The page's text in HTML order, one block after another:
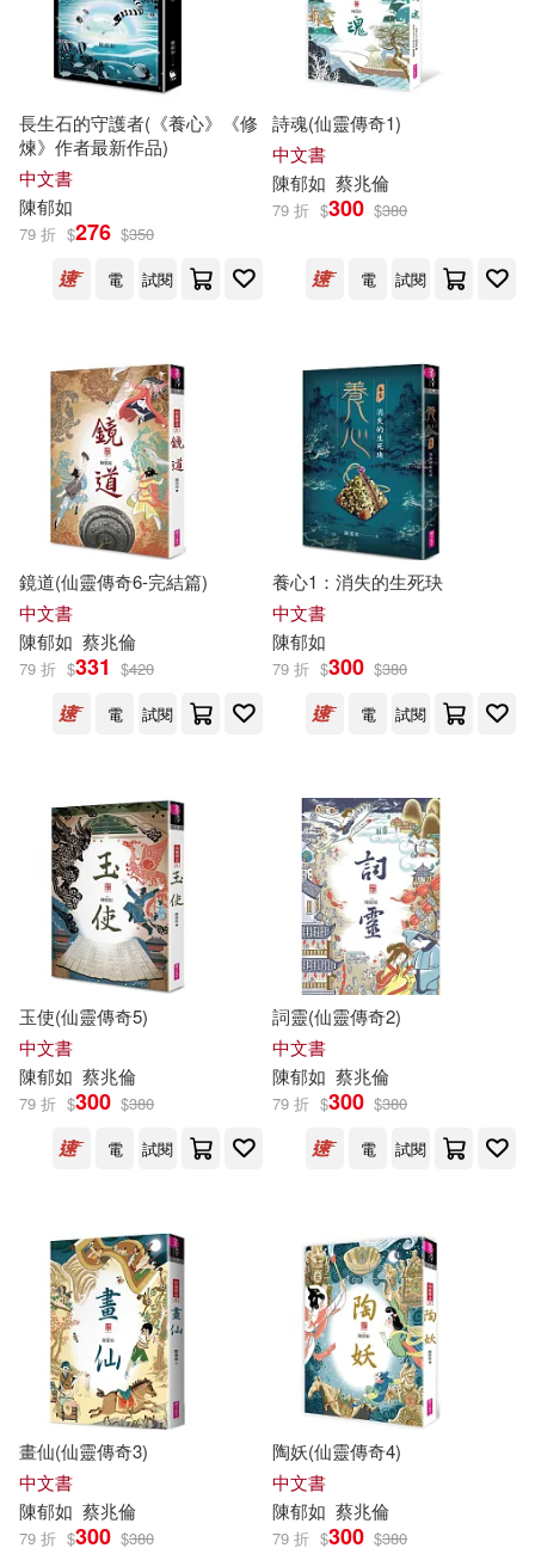
黃基博(3)
唐幼馨(2) 林武憲(2)
王洛夫(2)
翁裕庭（黃羅）(2) 蔡淑媖(2)
謝博明Robert Schafer(2)
阿德蝸(2)
陳郁如(Andrea Wang)(2)
陶樂蒂(2)
劉欣怡(1) 卡洛琳‧科提斯(1)
印卡(1)
吳和銘(1)
吳恩瑋(1) 吳玟嶸(1)
周伯翰(1)
子 魚(1)
宋如瑜、許詩聆、張瑋庭、陳郁
茹、龍沛名、蔡欣娟(1)
宋思穎(1) 宋祖慈(1)
財團法人臺灣生活美學基金會(1)
韋伯(1)
其他 (可複選)
現在可購買商品(79)
作者/演唱/譯/編/繪(89)
價格
長生石的守護者(《養心》《修
煉》作者最新作品)
中文書
陳郁如
79 折 $276 $350
電
試閱
詩魂(仙靈傳奇1)
中文書
陳郁如 蔡兆倫
79 折 $300 $380
電 試閱
鏡道(仙靈傳奇6-完結篇)
中文書
陳郁如 蔡兆倫
79 折 $331 $420
電
試閱
養心1：消失的生死玦
中文書
陳郁如
79 折 $300 $380
電
試閱
玉使(仙靈傳奇5)
中文書
陳郁如 蔡兆倫
79 折 $300 $380
電
試閱
詞靈(仙靈傳奇2)
中文書
陳郁如 蔡兆倫
79 折 $300 $380
電
試閱
畫仙(仙靈傳奇3)
中文書
陳郁如 蔡兆倫
79 折 $300 $380
陶妖(仙靈傳奇4)
中文書
陳郁如 蔡兆倫
79 折 $300 $380